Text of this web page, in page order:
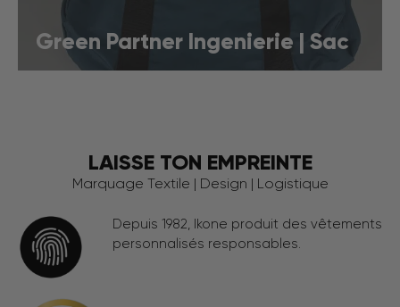
Green Partner Ingenierie | Sac
LAISSE TON EMPREINTE
Marquage Textile | Design | Logistique
Depuis 1982, Ikone produit des vêtements
personnalisés responsables.